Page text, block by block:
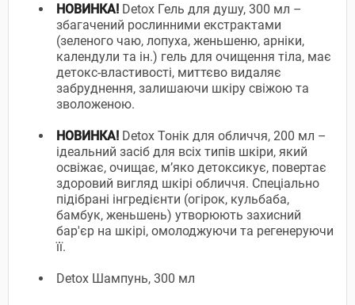
НОВИНКА! Detox Гель для душу, 300 мл –
збагачений рослинними екстрактами
(зеленого чаю, лопуха, женьшеню, арніки,
календули та ін.) гель для очищення тіла, має
детокс-властивості, миттєво видаляє
забруднення, залишаючи шкіру свіжою та
зволоженою.
НОВИНКА! Detox Тонік для обличчя, 200 мл –
ідеальний засіб для всіх типів шкіри, який
освіжає, очищає, м’яко детоксикує, повертає
здоровий вигляд шкірі обличчя. Спеціально
підібрані інгредієнти (огірок, кульбаба,
бамбук, женьшень) утворюють захисний
бар'єр на шкірі, омолоджуючи та регенеруючи
її.
Detox Шампунь, 300 мл